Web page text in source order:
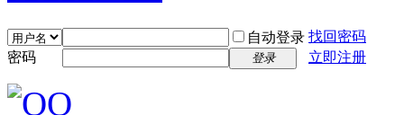
自动登录 找回密码
密码
登录 立即注册